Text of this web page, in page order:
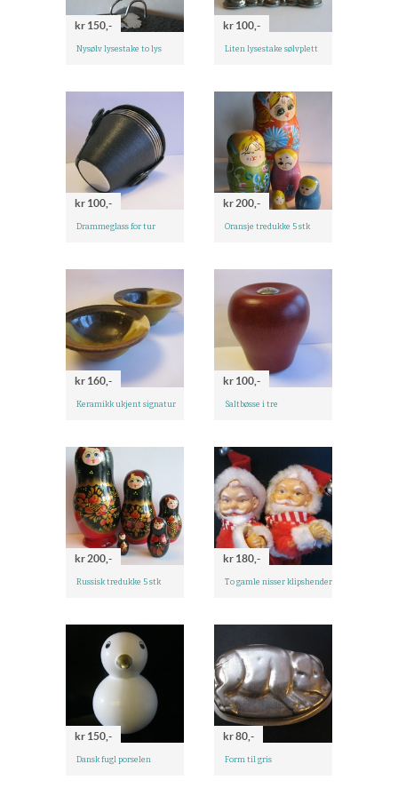
kr 150,-
Nysølv lysestake to lys
kr 100,-
Liten lysestake sølvplett
kr 100,-
Drammeglass for tur
kr 200,-
Oransje tredukke 5 stk
kr 160,-
Keramikk ukjent signatur
kr 100,-
Saltbøsse i tre
kr 200,-
Russisk tredukke 5 stk
kr 180,-
To gamle nisser klipshender
kr 150,-
Dansk fugl porselen
kr 80,-
Form til gris